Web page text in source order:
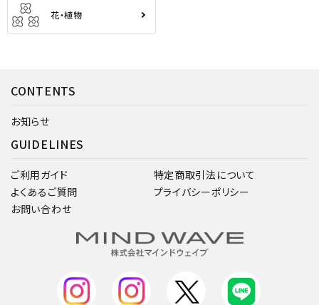
花・植物
CONTENTS
お知らせ
GUIDELINES
ご利用ガイド
よくあるご質問
お問い合わせ
特定商取引法について
プライバシーポリシー